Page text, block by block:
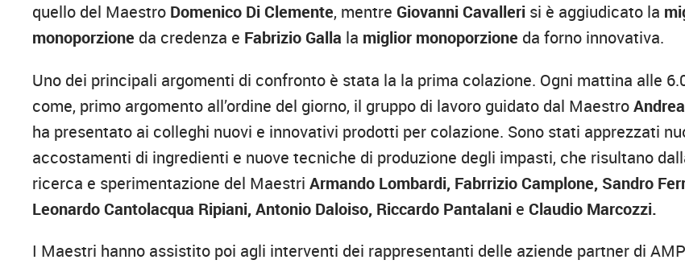
quello del Maestro Domenico Di Clemente, mentre Giovanni Cavalleri si è aggiudicato la
monoporzione da credenza e Fabrizio Galla la miglior monoporzione da forno innovativa.
Uno dei principali argomenti di confronto è stata la la prima colazione. Ogni mattina alle
come, primo argomento all’ordine del giorno, il gruppo di lavoro guidato dal Maestro
ha presentato ai colleghi nuovi e innovativi prodotti per colazione. Sono stati apprezzati
accostamenti di ingredienti e nuove tecniche di produzione degli impasti, che risultano
ricerca e sperimentazione del MaestriArmando Lombardi, Fabrrizio Camplone, Sandro
Leonardo Cantolacqua Ripiani, Antonio Daloiso, Riccardo Pantalani e Claudio Marcozzi.
I Maestri hanno assistito poi agli interventi dei rappresentanti delle aziende partner di